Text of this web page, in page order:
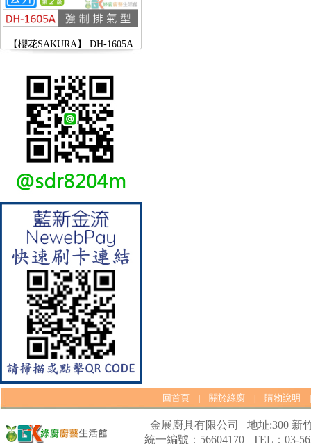
【櫻花SAKURA】 DH-1605A
16公升/分 數位恆溫 LCD溫度設
定 分段火排
【林內Rinnai】 RB-L2600S(A)
彩焱系列 檯面式彩焱不銹鋼雙
口爐
回首頁 關於綠廚 購物說明
金展廚具有限公司 地址:300 新
統一編號：56604170 TEL：03-